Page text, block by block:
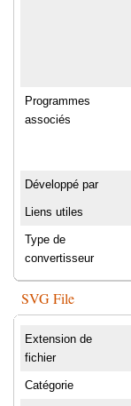
Programmes
associés
Développé par
Liens utiles
Type de
convertisseur
SVG File
Extension de
fichier
Catégorie